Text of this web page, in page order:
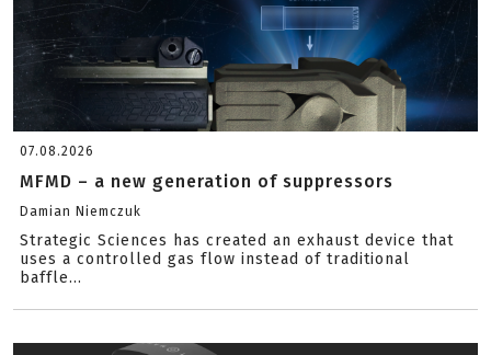
07.08.2026
MFMD – a new generation of suppressors
Damian Niemczuk
Strategic Sciences has created an exhaust device that
uses a controlled gas flow instead of traditional
baffle...